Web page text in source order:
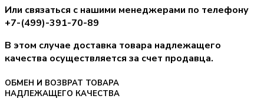
Или связаться с нашими менеджерами по телефону
+7-(499)-391-70-89
В этом случае доставка товара надлежащего
качества осуществляется за счет продавца.
ОБМЕН И ВОЗВРАТ ТОВАРА
НАДЛЕЖАЩЕГО КАЧЕСТВА